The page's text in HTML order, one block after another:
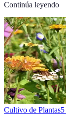
Continúa leyendo
Cultivo de Plantas5